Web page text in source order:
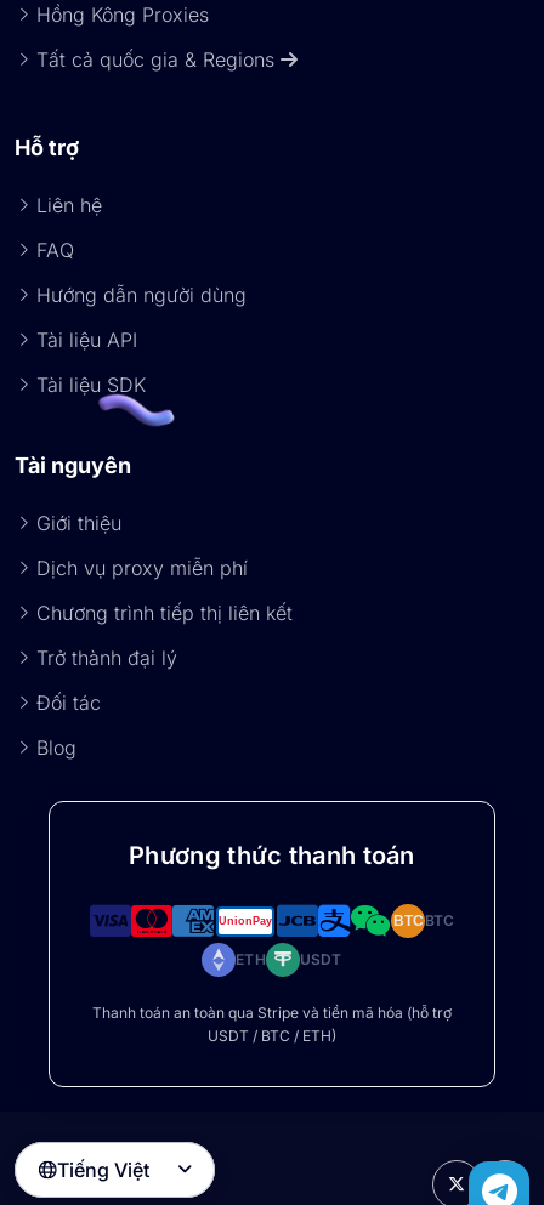
Hồng Kông Proxies
Tất cả quốc gia & Regions
Hỗ trợ
Liên hệ
FAQ
Hướng dẫn người dùng
Tài liệu API
Tài liệu SDK
Tài nguyên
Giới thiệu
Dịch vụ proxy miễn phí
Chương trình tiếp thị liên kết
Trở thành đại lý
Đối tác
Blog
Phương thức thanh toán
BTCBTC
ETH USDT
Thanh toán an toàn qua Stripe và tiền mã hóa (hỗ trợ
USDT / BTC / ETH)
Tiếng Việt 